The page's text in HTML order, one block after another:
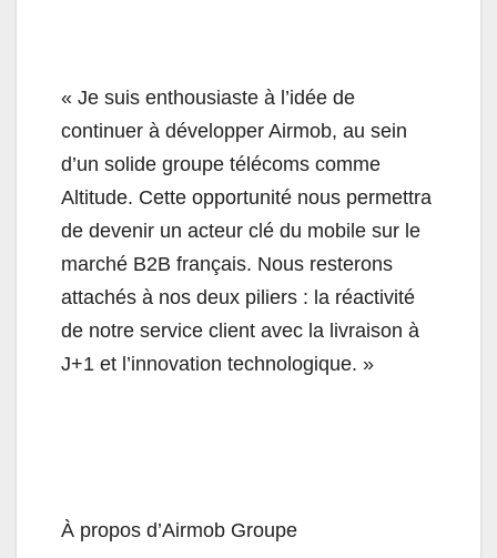
« Je suis enthousiaste à l’idée de
continuer à développer Airmob, au sein
d’un solide groupe télécoms comme
Altitude. Cette opportunité nous permettra
de devenir un acteur clé du mobile sur le
marché B2B français. Nous resterons
attachés à nos deux piliers : la réactivité
de notre service client avec la livraison à
J+1 et l’innovation technologique. »
À propos d’Airmob Groupe